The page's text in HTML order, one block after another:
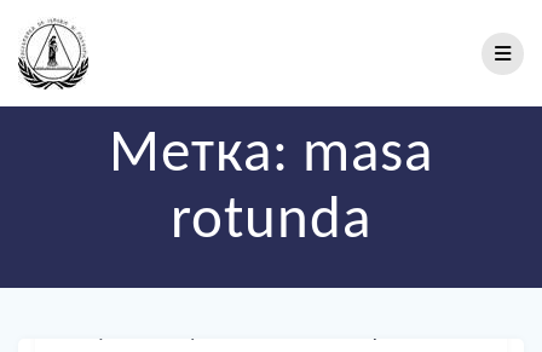
Метка: masa
rotunda